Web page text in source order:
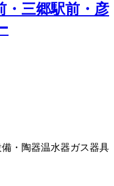
・三郷駅前・彦
・陶器温水器ガス器具